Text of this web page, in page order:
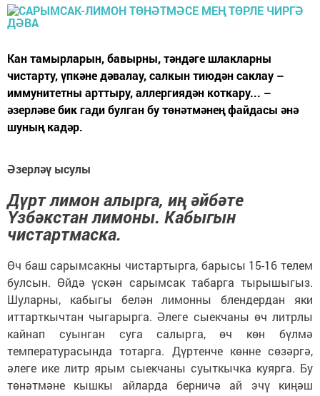
Кан тамырларын, бавырны, тәндәге шлакларны
чистарту, үпкәне дәвалау, салкын тиюдән саклау –
иммунитетны арттыру, аллергиядән коткару... –
әзерләве бик гади булган бу төнәтмәнең файдасы әнә
шуның кадәр.
Әзерләү ысулы
Дүрт лимон алырга, иң әйбәте
Үзбәкстан лимоны. Кабыгын
чистартмаска.
Өч баш сарымсакны чистартырга, барысы 15-16 телем
булсын. Өйдә үскән сарымсак табарга тырышыгыз.
Шуларны, кабыгы белән лимонны блендердан яки
иттарткычтан чыгарырга. Әлеге сыекчаны өч литрлы
кайнап суынган суга салырга, өч көн бүлмә
температурасында тотарга. Дүртенче көнне сөзәргә,
әлеге ике литр ярым сыекчаны суыткычка куярга. Бу
төнәтмәне кышкы айларда берничә ай эчү киңәш